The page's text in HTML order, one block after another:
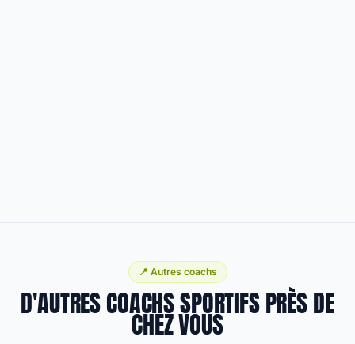
📍 Autres coachs
D'AUTRES COACHS SPORTIFS PRÈS DE
CHEZ VOUS